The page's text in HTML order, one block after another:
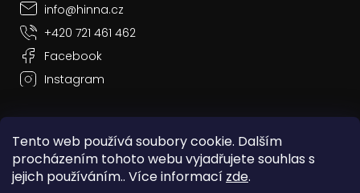
Tento web používá soubory cookie. Dalším
procházením tohoto webu vyjadřujete souhlas s
jejich používáním.. Více informací zde.
info@hinna.cz
+420 721 461 462
Facebook
Instagram
Vytvořil Shoptet